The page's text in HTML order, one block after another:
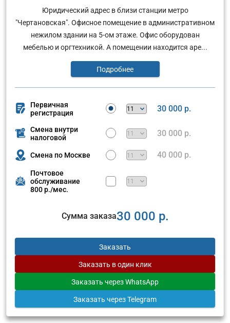
Юридический адрес в близи станции метро
"Чертановская". Офисное помещение в административном
нежилом здании на 5-ом этаже. Офис оборудован
мебелью и оргтехникой. А помещении находится аре...
Подробнее
Первичная
регистрация
30 000 р.
Смена внутри
налоговой
30 000 р.
Смена по Москве 40 000 р.
Почтовое
обслуживание
800 р./мес.
Сумма заказа30 000 р.
Заказать
Заказать в один клик
Заказать через WhatsApp
Заказать через Telegram